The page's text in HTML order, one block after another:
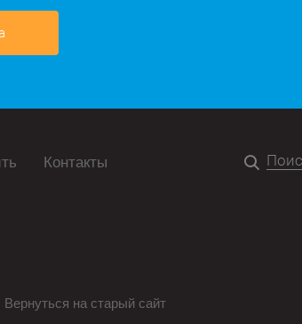
Контакты
Вернуться на старый сайт